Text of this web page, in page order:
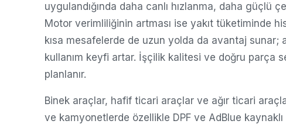
uygulandığında daha canlı hızlanma, daha güçlü
Motor verimliliğinin artması ise yakıt tüketiminde
kısa mesafelerde de uzun yolda da avantaj
kullanım keyfi artar. İşçilik kalitesi ve doğru parça
planlanır.
Binek araçlar, hafif ticari araçlar ve ağır ticari
ve kamyonetlerde özellikle DPF ve AdBlue